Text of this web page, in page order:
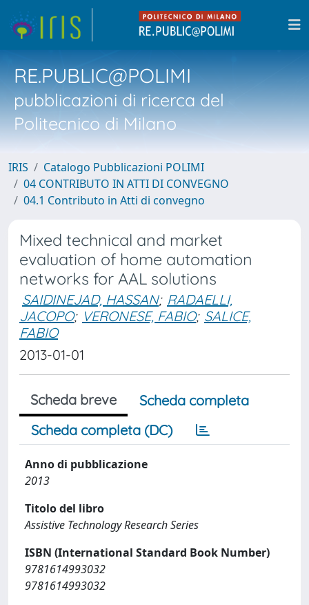
RE.PUBLIC@POLIMI
pubblicazioni di ricerca del
Politecnico di Milano
IRIS
Catalogo Pubblicazioni POLIMI
04 CONTRIBUTO IN ATTI DI CONVEGNO
04.1 Contributo in Atti di convegno
Mixed technical and market
evaluation of home automation
networks for AAL solutions
SAIDINEJAD, HASSAN; RADAELLI,
JACOPO; VERONESE, FABIO; SALICE,
FABIO
2013-01-01
Scheda breve
Scheda completa
Scheda completa (DC)
Anno di pubblicazione
2013
Titolo del libro
Assistive Technology Research Series
ISBN (International Standard Book Number)
9781614993032
9781614993032